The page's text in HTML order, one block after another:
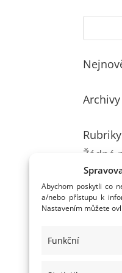
Abychom poskytli co
a/nebo přístupu k
Nastavením můžete
Funkční
Archivy
Rubriky
Žádné